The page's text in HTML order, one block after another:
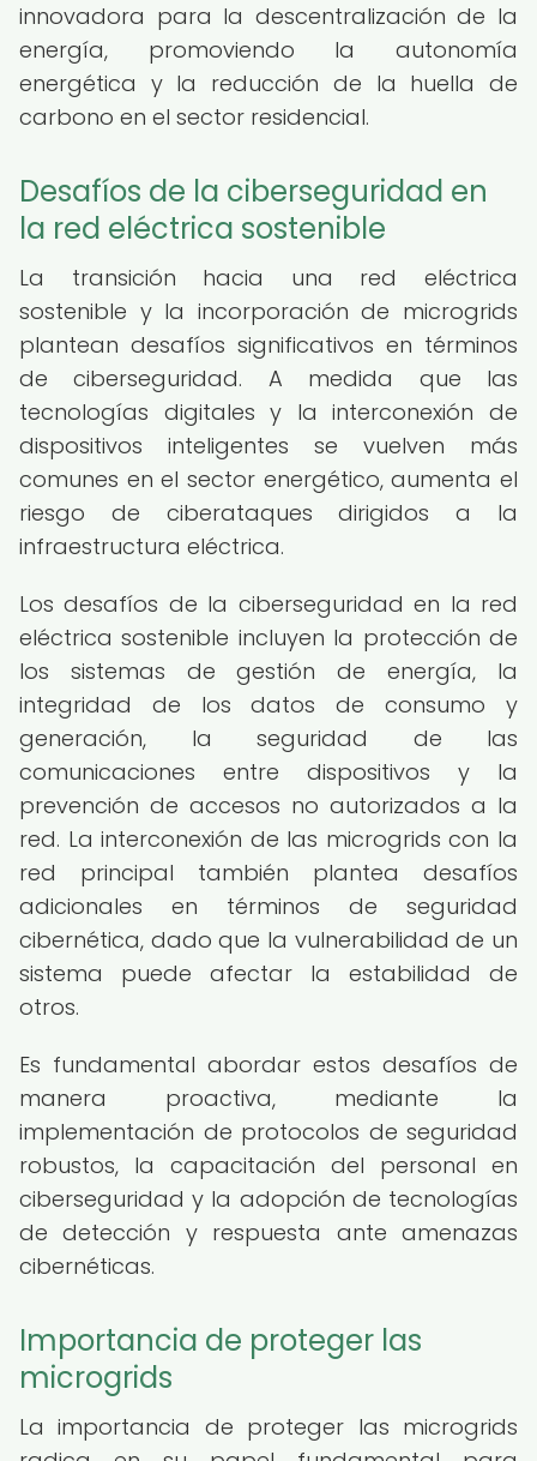
innovadora para la descentralización de la
energía, promoviendo la autonomía
energética y la reducción de la huella de
carbono en el sector residencial.
Desafíos de la ciberseguridad en
la red eléctrica sostenible
La transición hacia una red eléctrica
sostenible y la incorporación de microgrids
plantean desafíos significativos en términos
de ciberseguridad. A medida que las
tecnologías digitales y la interconexión de
dispositivos inteligentes se vuelven más
comunes en el sector energético, aumenta el
riesgo de ciberataques dirigidos a la
infraestructura eléctrica.
Los desafíos de la ciberseguridad en la red
eléctrica sostenible incluyen la protección de
los sistemas de gestión de energía, la
integridad de los datos de consumo y
generación, la seguridad de las
comunicaciones entre dispositivos y la
prevención de accesos no autorizados a la
red. La interconexión de las microgrids con la
red principal también plantea desafíos
adicionales en términos de seguridad
cibernética, dado que la vulnerabilidad de un
sistema puede afectar la estabilidad de
otros.
Es fundamental abordar estos desafíos de
manera proactiva, mediante la
implementación de protocolos de seguridad
robustos, la capacitación del personal en
ciberseguridad y la adopción de tecnologías
de detección y respuesta ante amenazas
cibernéticas.
Importancia de proteger las
microgrids
La importancia de proteger las microgrids